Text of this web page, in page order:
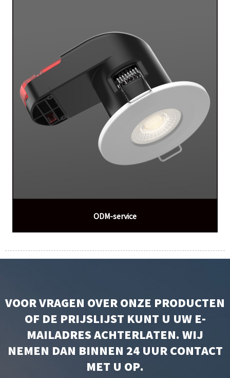
ODM-service
VOOR VRAGEN OVER ONZE PRODUCTEN
OF DE PRIJSLIJST KUNT U UW E-
MAILADRES ACHTERLATEN. WIJ
NEMEN DAN BINNEN 24 UUR CONTACT
MET U OP.